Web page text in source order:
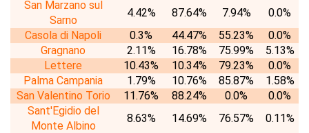
San Marzano sul
Sarno
4.42% 87.64% 7.94%
0.0%
Casola di Napoli
0.3% 44.47% 55.23%
0.0%
Gragnano
2.11% 16.78% 75.99%
5.13%
Lettere
10.43% 10.34% 79.23%
0.0%
Palma Campania
1.79% 10.76% 85.87%
1.58%
San Valentino Torio
11.76% 88.24% 0.0%
0.0%
Sant'Egidio del
Monte Albino
8.63% 14.69% 76.57%
0.11%